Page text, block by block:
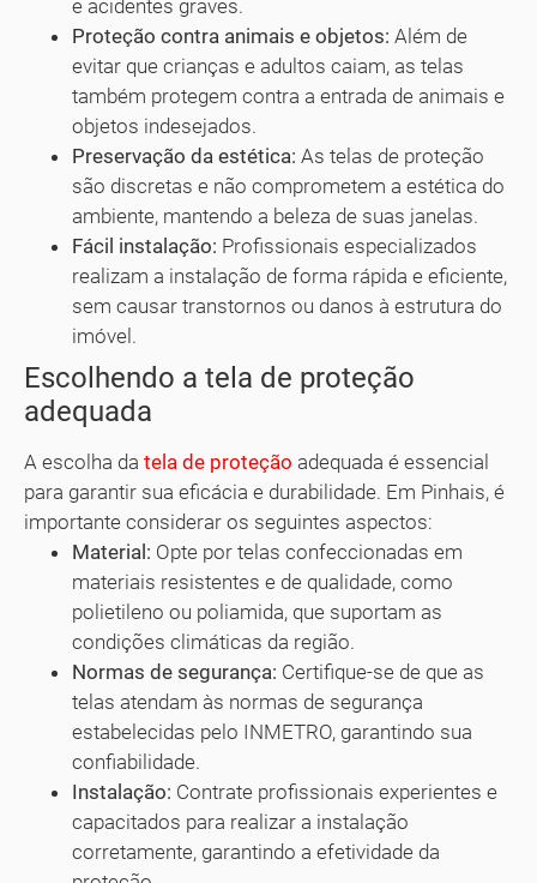
e acidentes graves.
Proteção contra animais e objetos: Além de
evitar que crianças e adultos caiam, as telas
também protegem contra a entrada de animais e
objetos indesejados.
Preservação da estética: As telas de proteção
são discretas e não comprometem a estética do
ambiente, mantendo a beleza de suas janelas.
Fácil instalação: Profissionais especializados
realizam a instalação de forma rápida e eficiente,
sem causar transtornos ou danos à estrutura do
imóvel.
Escolhendo a tela de proteção
adequada
A escolha da tela de proteção adequada é essencial
para garantir sua eficácia e durabilidade. Em Pinhais, é
importante considerar os seguintes aspectos:
Material: Opte por telas confeccionadas em
materiais resistentes e de qualidade, como
polietileno ou poliamida, que suportam as
condições climáticas da região.
Normas de segurança: Certifique-se de que as
telas atendam às normas de segurança
estabelecidas pelo INMETRO, garantindo sua
confiabilidade.
Instalação: Contrate profissionais experientes e
capacitados para realizar a instalação
corretamente, garantindo a efetividade da